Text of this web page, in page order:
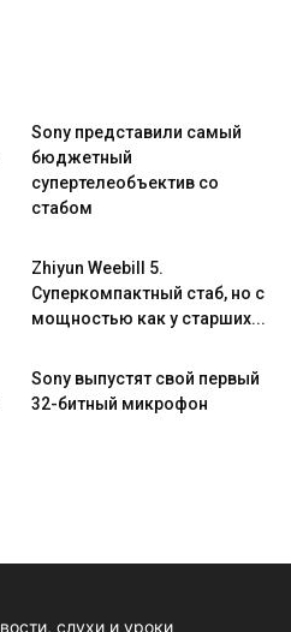
Sony представили самый
бюджетный
супертелеобъектив со
стабом
Zhiyun Weebill 5.
Cуперкомпактный стаб, но с
мощностью как у старших...
Sony выпустят свой первый
32-битный микрофон